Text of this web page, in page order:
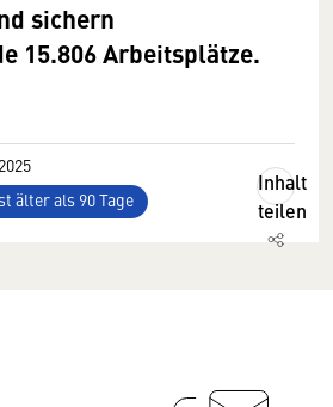
sichern
15.806 Arbeitsplätze.
älter als 90 Tage
Inhalt
teilen